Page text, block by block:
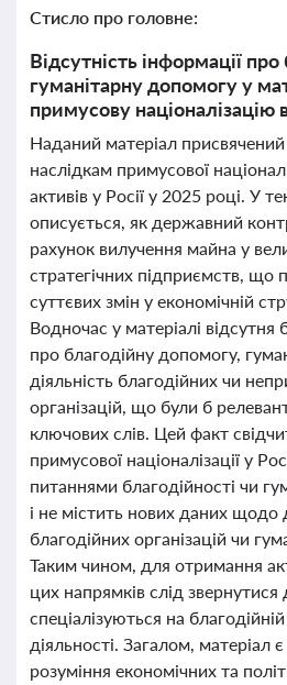
Стисло про головне:
Відсутність інформації
гуманітарну допомогу у
примусову націоналізацію
Наданий матеріал
наслідкам примусової
активів у Росії у 2025 році. У
описується, як державний
рахунок вилучення майна у
стратегічних підприємств, що
суттєвих змін у економічній
Водночас у матеріалі відсутня
про благодійну допомогу,
діяльність благодійних чи
організацій, що були б
ключових слів. Цей факт
примусової націоналізації у
питаннями благодійності чи
і не містить нових даних щодо
благодійних організацій чи
Таким чином, для отримання
цих напрямків слід
спеціалізуються на
діяльності. Загалом, матеріал
розуміння економічних та